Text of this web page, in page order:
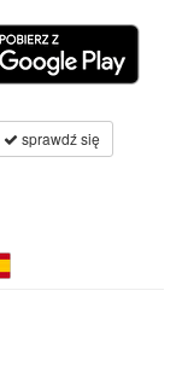
sprawdź się